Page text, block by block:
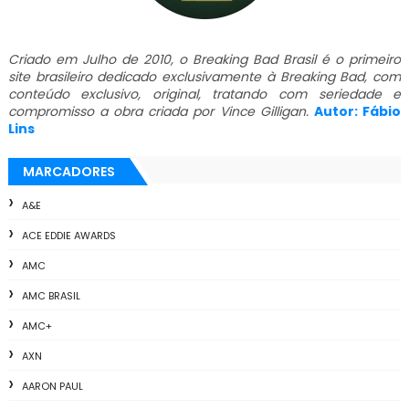
Criado em Julho de 2010, o Breaking Bad Brasil é o primeiro
site brasileiro dedicado exclusivamente à Breaking Bad, com
conteúdo exclusivo, original, tratando com seriedade e
compromisso a obra criada por Vince Gilligan. Autor: Fábio
Lins
MARCADORES
A&E
ACE EDDIE AWARDS
AMC
AMC BRASIL
AMC+
AXN
AARON PAUL